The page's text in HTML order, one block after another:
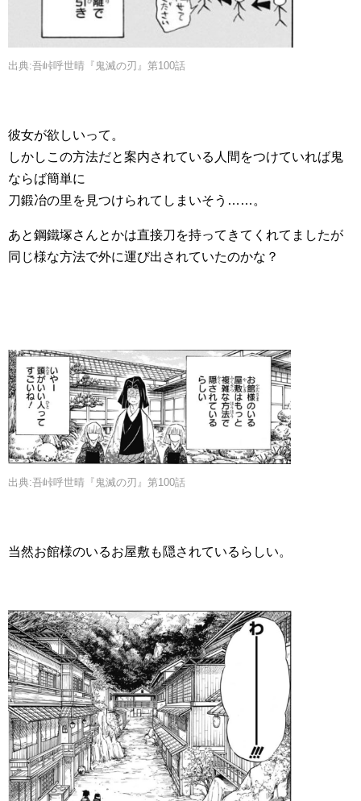
出典:吾峠呼世晴『鬼滅の刃』第100話
彼女が欲しいって。
しかしこの方法だと案内されている人間をつけていれば鬼
ならば簡単に
刀鍛冶の里を見つけられてしまいそう……。
あと鋼鐵塚さんとかは直接刀を持ってきてくれてましたが
同じ様な方法で外に運び出されていたのかな？
出典:吾峠呼世晴『鬼滅の刃』第100話
当然お館様のいるお屋敷も隠されているらしい。